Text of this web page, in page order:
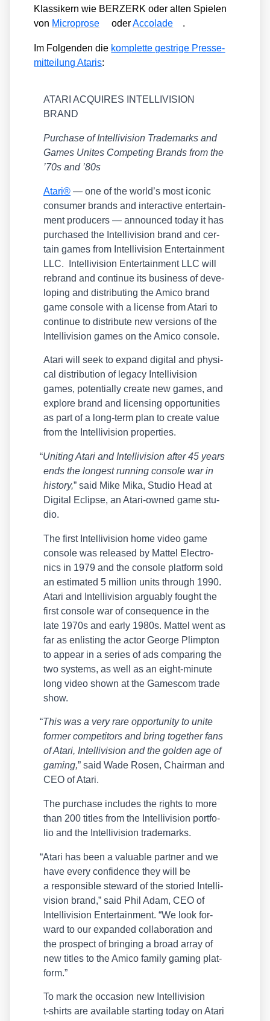
Klas­si­kern wie BERZERK oder alten Spie­len
von Micro­pro­se oderAcco­la­de .
Im Fol­gen­den die kom­plet­te gest­ri­ge Pres­se­
mit­tei­lung Ata­ris:
ATARI ACQUIRES INTELLIVISION
BRAND
Purcha­se of Intel­li­vi­si­on Trade­marks and
Games Unites Com­pe­ting Brands from the
’70s and ’80s
Ata­ri® — one of the world’s most ico­nic
con­su­mer brands and inter­ac­ti­ve enter­tain­
ment pro­du­cers — announ­ced today it has
purcha­sed the Intel­li­vi­si­on brand and cer­
tain games from Intel­li­vi­si­on Enter­tain­ment
LLC. Intel­li­vi­si­on Enter­tain­ment LLC will
rebrand and con­ti­nue its busi­ness of deve­
lo­ping and dis­tri­bu­ting the Ami­co brand
game con­so­le with a licen­se from Ata­ri to
con­ti­nue to dis­tri­bu­te new ver­si­ons of the
Intel­li­vi­si­on games on the Ami­co con­so­le.
Ata­ri will seek to expand digi­tal and phy­si­
cal dis­tri­bu­ti­on of lega­cy Intel­li­vi­si­on
games, poten­ti­al­ly crea­te new games, and
explo­re brand and licen­sing oppor­tu­ni­ties
as part of a long-term plan to crea­te value
from the Intel­li­vi­si­on pro­per­ties.
“Uniting Ata­ri and Intel­li­vi­si­on after 45 years
ends the lon­gest run­ning con­so­le war in
histo­ry,” said Mike Mika, Stu­dio Head at
Digi­tal Eclip­se, an Ata­ri-owned game stu­
dio.
The first Intel­li­vi­si­on home video game
con­so­le was released by Mat­tel Elec­tro­
nics in 1979 and the con­so­le plat­form sold
an esti­ma­ted 5 mil­li­on units through 1990.
Ata­ri and Intel­li­vi­si­on argu­ab­ly fought the
first con­so­le war of con­se­quence in the
late 1970s and ear­ly 1980s. Mat­tel went as
far as enlis­ting the actor Geor­ge Plimp­ton
to appear in a series of ads com­pa­ring the
two sys­tems, as well as an eight-minu­te
long video shown at the Games­com trade
show.
“This was a very rare oppor­tu­ni­ty to unite
for­mer com­pe­ti­tors and bring tog­e­ther fans
of Ata­ri, Intel­li­vi­si­on and the gol­den age of
gam­ing,” said Wade Rosen, Chair­man and
CEO of Ata­ri.
The purcha­se includes the rights to more
than 200 titles from the Intel­li­vi­si­on port­fo­
lio and the Intel­li­vi­si­on trade­marks.
“Ata­ri has been a valuable part­ner and we
have every con­fi­dence they will be
a respon­si­ble ste­ward of the sto­ried Intel­li­
vi­si­on brand,” said Phil Adam, CEO of
Intel­li­vi­si­on Enter­tain­ment. “We look for­
ward to our expan­ded col­la­bo­ra­ti­on and
the pro­s­pect of brin­ging a broad array of
new titles to the Ami­co fami­ly gam­ing plat­
form.”
To mark the occa­si­on new Intel­li­vi­si­on
t‑shirts are available start­ing today on Ata​ri​